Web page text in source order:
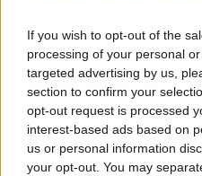
If you wish to opt-out of the
processing of your personal
targeted advertising by us,
section to confirm your
opt-out request is processed
interest-based ads based on
us or personal information
your opt-out. You may
RELATERADE ARTIKLAR
Träna Med
Alla Dina